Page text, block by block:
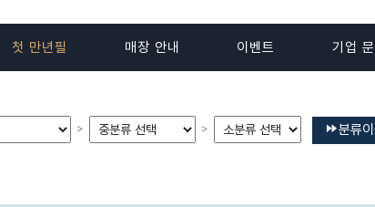
첫 만년필 매장 안내 이벤트 기업 문
> > 분류